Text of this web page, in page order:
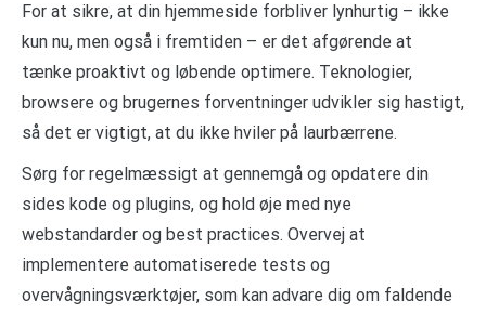
For at sikre, at din hjemmeside forbliver lynhurtig – ikke
kun nu, men også i fremtiden – er det afgørende at
tænke proaktivt og løbende optimere. Teknologier,
browsere og brugernes forventninger udvikler sig hastigt,
så det er vigtigt, at du ikke hviler på laurbærrene.
Sørg for regelmæssigt at gennemgå og opdatere din
sides kode og plugins, og hold øje med nye
webstandarder og best practices. Overvej at
implementere automatiserede tests og
overvågningsværktøjer, som kan advare dig om faldende